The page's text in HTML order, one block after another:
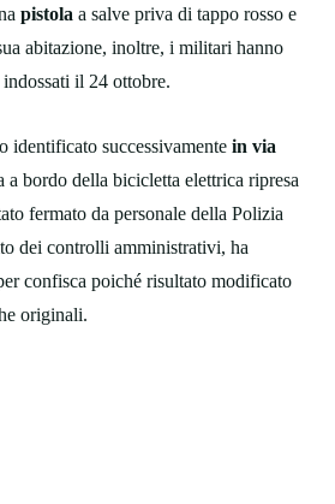
pistola a salve priva di tappo rosso e
abitazione, inoltre, i militari hanno
il 24 ottobre.
identificato successivamente in via
a bordo della bicicletta elettrica ripresa
fermato da personale della Polizia
dei controlli amministrativi, ha
confisca poiché risultato modificato
originali.